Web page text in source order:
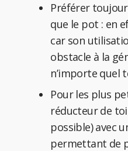
Préférer
que le pot : en
car son
obstacle à la
n’importe quel
Pour les plus
réducteur de
possible) avec
permettant de